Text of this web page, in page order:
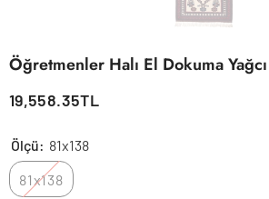
Öğretmenler Halı El Dokuma
19,558.35TL
Ölçü: 81x138
81x138